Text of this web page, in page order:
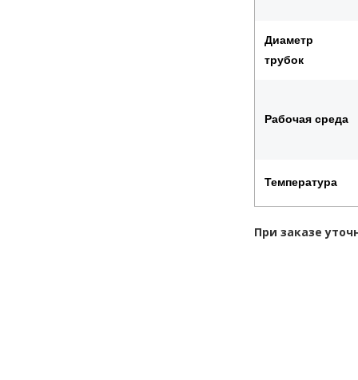
Диаметр
трубок
Рабочая среда
Температура
При заказе